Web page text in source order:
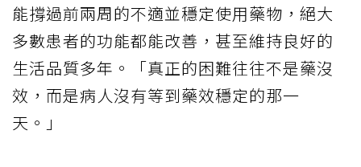
能撐過前兩周的不適並穩定使用藥物，絕大
多數患者的功能都能改善，甚至維持良好的
生活品質多年。「真正的困難往往不是藥沒
效，而是病人沒有等到藥效穩定的那一
天。」